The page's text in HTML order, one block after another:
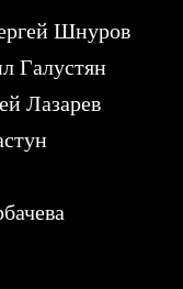
Шнуров
Галустян
Лазарев